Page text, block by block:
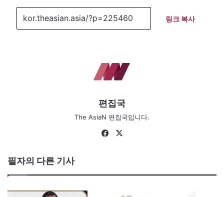
링크 복사
편집국
The AsiaN 편집국입니다.
Fa
필자의 다른 기사